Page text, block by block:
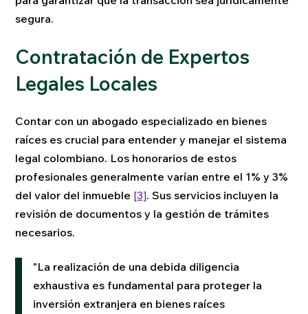
segura.
Contratación de Expertos
Legales Locales
Contar con un abogado especializado en bienes
raíces es crucial para entender y manejar el sistema
legal colombiano. Los honorarios de estos
profesionales generalmente varían entre el 1% y 3%
del valor del inmueble [3]. Sus servicios incluyen la
revisión de documentos y la gestión de trámites
necesarios.
"La realización de una debida diligencia
exhaustiva es fundamental para proteger la
inversión extranjera en bienes raíces